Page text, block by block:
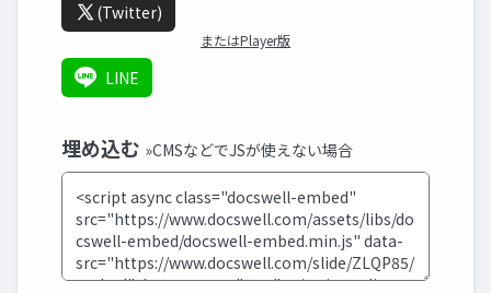
(Twitter)
またはPlayer版
LINE
埋め込む »CMSなどでJSが使えない場合